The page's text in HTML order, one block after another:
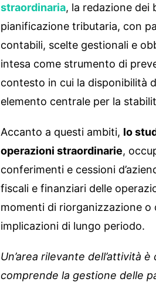
straordinaria, la redazione dei
pianificazione tributaria, con
contabili, scelte gestionali e
intesa come strumento di
contesto in cui la disponibilità
elemento centrale per la
Accanto a questi ambiti, lo
operazioni straordinarie,
conferimenti e cessioni
fiscali e finanziari delle
momenti di riorganizzazione
implicazioni di lungo periodo.
Un’area rilevante dell’attività
comprende la gestione delle